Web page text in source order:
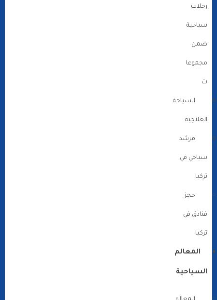
رحلات
سياحية
ضمن
مجموعا
ت
السياحة
العلاجية
مرشد
سياحي في
تركيا
حجز
فنادق في
تركيا
المعالم
السياحية